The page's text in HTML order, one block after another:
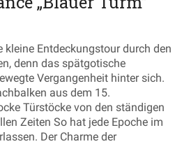
kleine Entdeckungstour durch den
denn das spätgotische
Vergangenheit hinter sich.
aus dem 15.
Türstöcke von den ständigen
Zeiten So hat jede Epoche im
Der Charme der